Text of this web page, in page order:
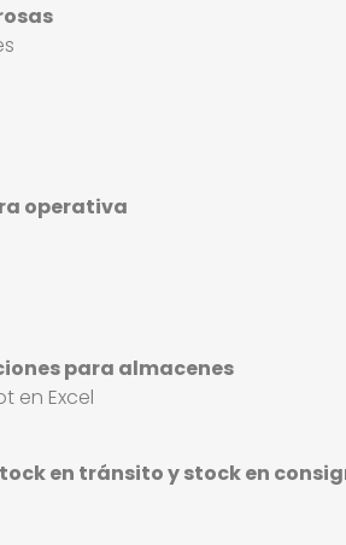
operativa
para almacenes
en Excel
en tránsito y stock en